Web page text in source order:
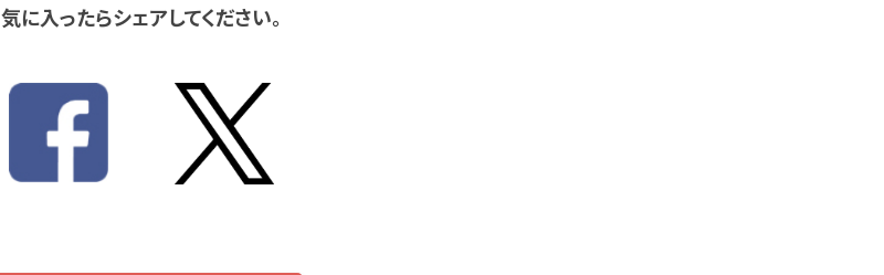
気に入ったらシェアしてください。